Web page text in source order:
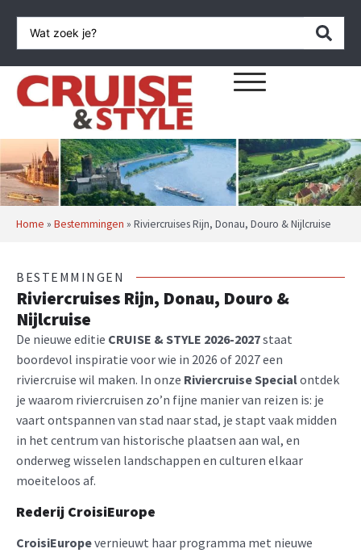
Home » Bestemmingen » Riviercruises Rijn, Donau, Douro & Nijlcruise
BESTEMMINGEN
Riviercruises Rijn, Donau, Douro &
Nijlcruise
De nieuwe editie CRUISE & STYLE 2026-2027staat
boordevol inspiratie voor wie in 2026 of 2027 een
riviercruise wil maken. In onze Riviercruise Specialontdek
je waarom riviercruisen zo’n fijne manier van reizen is: je
vaart ontspannen van stad naar stad, je stapt vaak midden
in het centrum van historische plaatsen aan wal, en
onderweg wisselen landschappen en culturen elkaar
moeiteloos af.
Rederij CroisiEurope
CroisiEuropevernieuwt haar programma met nieuwe